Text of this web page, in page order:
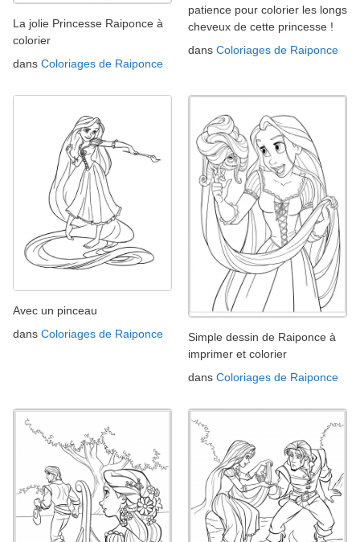
La jolie Princesse Raiponce à
colorier
dans Coloriages de Raiponce
patience pour colorier les longs
cheveux de cette princesse !
dans Coloriages de Raiponce
Avec un pinceau
dans Coloriages de Raiponce
Simple dessin de Raiponce à
imprimer et colorier
dans Coloriages de Raiponce